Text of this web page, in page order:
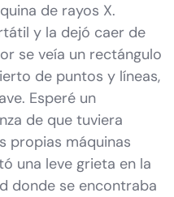
de rayos X.
y la dejó caer de
se veía un rectángulo
de puntos y líneas,
Esperé un
de que tuviera
propias máquinas
una leve grieta en la
donde se encontraba